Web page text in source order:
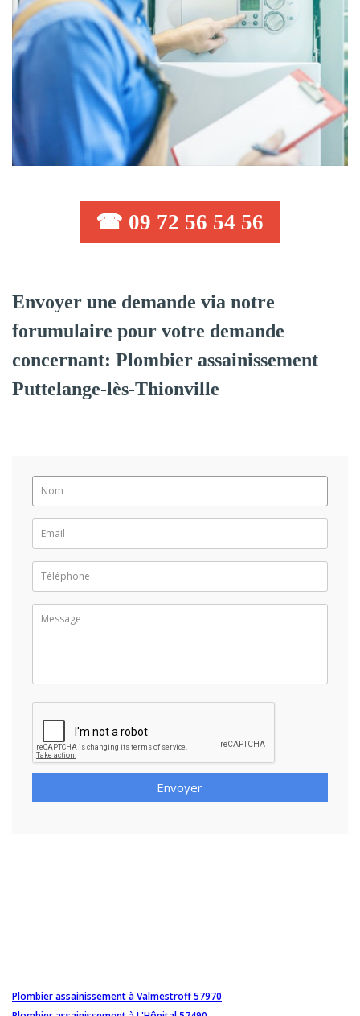
☎ 09 72 56 54 56
Envoyer une demande via notre
forumulaire pour votre demande
concernant: Plombier assainissement
Puttelange-lès-Thionville
Envoyer
Plombier assainissement à Valmestroff 57970